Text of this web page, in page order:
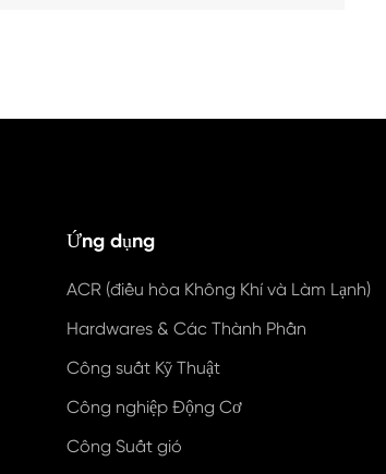
Ứng dụng
ACR (điều hòa Không Khí và Làm Lạnh)
Hardwares & Các Thành Phần
Công suất Kỹ Thuật
Công nghiệp Động Cơ
Công Suất gió